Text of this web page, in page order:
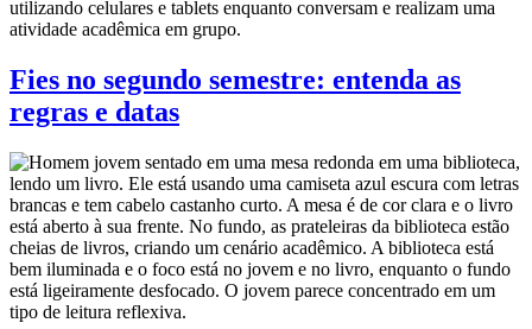
Fies no segundo semestre: entenda as
regras e datas